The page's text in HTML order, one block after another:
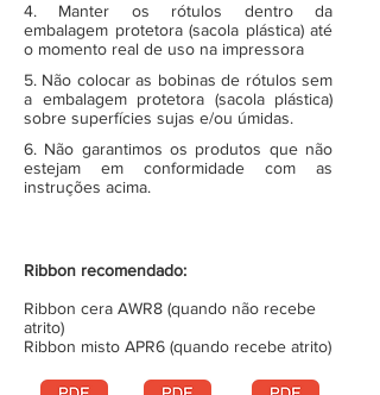
4. Manter os rótulos dentro da
embalagem protetora (sacola plástica) até
o momento real de uso na impressora
5. Não colocar as bobinas de rótulos sem
a embalagem protetora (sacola plástica)
sobre superfícies sujas e/ou úmidas.
6. Não garantimos os produtos que não
estejam em conformidade com as
instruções acima.
Ribbon recomendado:
Ribbon cera AWR8 (quando não recebe
atrito)
Ribbon misto APR6 (quando recebe atrito)